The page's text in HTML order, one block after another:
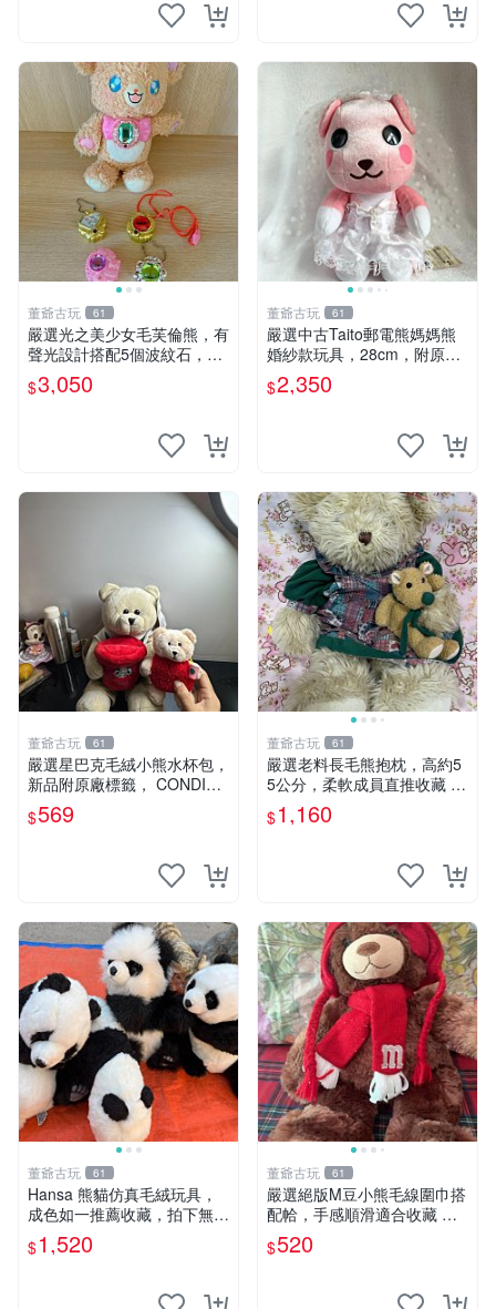
董爺古玩 61
嚴選光之美少女毛芙倫熊，有
聲光設計搭配5個波紋石，成
色完美如圖。爽快附電池，讓
愛心不打折扣。 光之美少女
$3,050
董爺古玩 61
嚴選中古Taito郵電熊媽媽熊
婚紗款玩具，28cm，附原
盒，保存極佳實拍，婚紗細節
清晰可見，偶像收藏推薦 婚
$2,350
董爺古玩 61
嚴選星巴克毛絨小熊水杯包，
新品附原廠標籤， CONDITI
ON 良好，詳情請參閱商品圖
片。 星巴克 毛絨小熊 水杯包
$569
董爺古玩 61
嚴選老料長毛熊抱枕，高約5
5公分，柔軟成員直推收藏 長
毛熊 柔軟熊抱枕 55公分
$1,160
董爺古玩 61
Hansa 熊貓仿真毛絨玩具，
成色如一推薦收藏，拍下無疑
心 熊貓 毛絨玩具 收藏
$1,520
董爺古玩 61
嚴選絕版M豆小熊毛線圍巾搭
配帢，手感順滑適合收藏 絕
版M豆小熊、圍巾、毛線帢
經典好搭
$520